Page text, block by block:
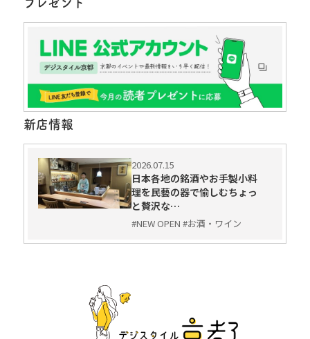
プレゼント
新店情報
2026.07.15
日本各地の銘酒やお手製小料
理を民藝の器で愉しむちょっ
と贅沢な…
#NEW OPEN #お酒・ワイン